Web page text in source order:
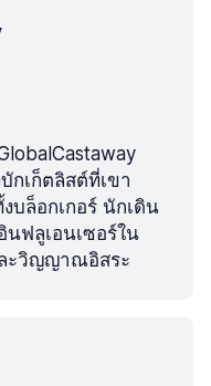
กเก็ตลิสต์ที่เขา
บล็อกเกอร์ นักเดิน
นฟลูเอนเซอร์ใน
ะวิญญาณอิสระ